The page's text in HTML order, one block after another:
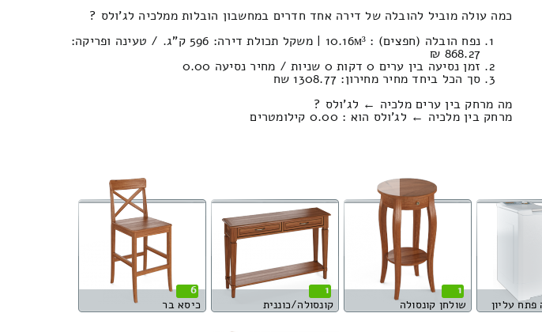
כמה עולה מוביל להובלה של דירה אחד חדרים במחשבון הובלות ממלכיה לג'ולס ?
נפח הובלה (חפצים) : 10.16м³ | משקל תכולת דירה: 596 ק”ג. / טעינה ופריקה:
868.27 ₪
זמן נסיעה בין ערים 0 דקות 0 שניות / מחיר נסיעה 0.00
סך הכל ביחד מחיר מחירון: 1308.77 שח
מה מרחק בין ערים מלכיה ← לג'ולס ?
מרחק בין מלכיה ← לג'ולס הוא : 0.00 קילומטרים
פתח עליון
1
שולחן קונסולה
1
קונסולה/כוננית
6
כיסא בר